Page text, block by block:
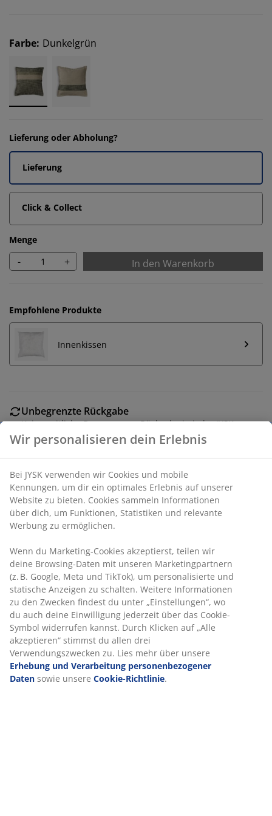
Farbe: Dunkelgrün
Lieferung oder Abholung?
Lieferung
Click & Collect
Menge
- + In den Warenkorb
Empfohlene Produkte
Innenkissen
Unbegrenzte Rückgabe
Keine zeitliche Begrenzung - Rückgabe in jeder JYSK-
Filiale
Preisgarantie
Flexible Lieferoptionen
Schnelle und einfache Lieferung nach deiner Wahl
Artikelnummer: 6800129
Produkteigenschaften
Bewertungen
(0 )
Wir personalisieren dein Erlebnis
Bei JYSK verwenden wir Cookies und mobile
Kennungen, um dir ein optimales Erlebnis auf unserer
Website zu bieten. Cookies sammeln Informationen
über dich, um Funktionen, Statistiken und relevante
Werbung zu ermöglichen.
Wenn du Marketing-Cookies akzeptierst, teilen wir
deine Browsing-Daten mit unseren Marketingpartnern
(z. B. Google, Meta und TikTok), um personalisierte und
statische Anzeigen zu schalten. Weitere Informationen
zu den Zwecken findest du unter „Einstellungen“, wo
du auch deine Einwilligung jederzeit über das Cookie-
Symbol widerrufen kannst. Durch Klicken auf „Alle
akzeptieren“ stimmst du allen drei
Verwendungszwecken zu. Lies mehr über unsere
Erhebung und Verarbeitung personenbezogener
Daten sowie unsere Cookie-Richtlinie.